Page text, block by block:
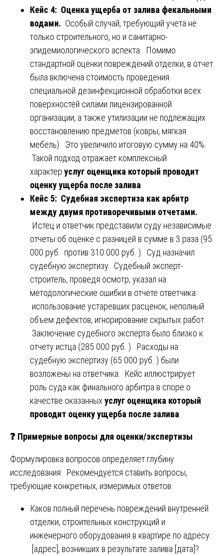
Кейс 4: Оценка ущерба от залива фекальными
водами. Особый случай, требующий учета не
только строительного, но и санитарно-
эпидемиологического аспекта. Помимо
стандартной оценки повреждений отделки, в отчет
была включена стоимость проведения
специальной дезинфекционной обработки всех
поверхностей силами лицензированной
организации, а также утилизации не подлежащих
восстановлению предметов (ковры, мягкая
мебель). Это увеличило итоговую сумму на 40%.
Такой подход отражает комплексный
характер услуг оценщика который проводит
оценку ущерба после залива
Кейс 5: Судебная экспертиза как арбитр
между двумя противоречивыми отчетами.
Истец и ответчик представили суду независимые
отчеты об оценке с разницей в сумме в 3 раза (95
000 руб. против 310 000 руб. ). Суд назначил
судебную экспертизу. Судебный эксперт-
строитель, проведя осмотр, указал на
методологические ошибки в отчете ответчика:
использование устаревших расценок, неполный
объем дефектов, игнорирование скрытых работ.
Заключение судебного эксперта было близко к
отчету истца (285 000 руб. ). Расходы на
судебную экспертизу (65 000 руб. ) были
возложены на ответчика. Кейс иллюстрирует
роль суда как финального арбитра в споре о
качестве оказанных услуг оценщика который
проводит оценку ущерба после залива
❓ Примерные вопросы для оценки/экспертизы
Формулировка вопросов определяет глубину
исследования. Рекомендуется ставить вопросы,
требующие конкретных, измеримых ответов.
Каков полный перечень повреждений внутренней
отделки, строительных конструкций и
инженерного оборудования в квартире по адресу:
[адрес], возникших в результате залива [дата]?